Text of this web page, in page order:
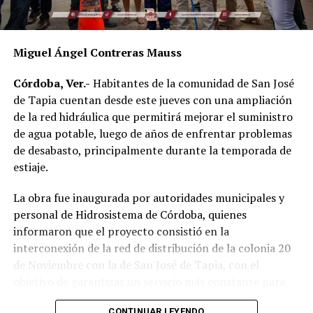
coordinadora de Bienestar Social, Dennis Araceli Lira
Tosqui.
También participaron Lisset Dalila Rojas Moreno,
Virginia Medorio Trujillo, presidenta de la Asociación
Emprender el Vuelo.
El diálogo permitió poner sobre la mesa la importancia
de fortalecer la participación de las mujeres en los
espacios públicos y comunitarios, además de generar
las brechas de desigualdad.
Miguel Ángel Contreras Mauss
Córdoba, Ver.- Habitantes de la comunidad de San José
de Tapia cuentan desde este jueves con una ampliación
de la red hidráulica que permitirá mejorar el suministro
de agua potable, luego de años de enfrentar problemas
de desabasto, principalmente durante la temporada de
estiaje.
La obra fue inaugurada por autoridades municipales y
personal de Hidrosistema de Córdoba, quienes
informaron que el proyecto consistió en la
interconexión de la red de distribución de la colonia 20
de Noviembre con la de San José de Tapia, con el
los usuarios.